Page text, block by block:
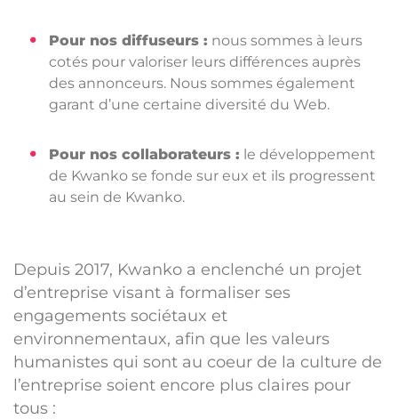
Pour nos diffuseurs : nous sommes à leurs
cotés pour valoriser leurs différences auprès
des annonceurs. Nous sommes également
garant d’une certaine diversité du Web.
Pour nos collaborateurs : le développement
de Kwanko se fonde sur eux et ils progressent
au sein de Kwanko.
Depuis 2017, Kwanko a enclenché un projet
d’entreprise visant à formaliser ses
engagements sociétaux et
environnementaux, afin que les valeurs
humanistes qui sont au coeur de la culture de
l’entreprise soient encore plus claires pour
tous :